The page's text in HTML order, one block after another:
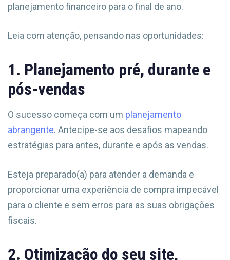
planejamento financeiro para o final de ano.
Leia com atenção, pensando nas oportunidades:
1. Planejamento pré, durante e
pós-vendas
O sucesso começa com um planejamento
abrangente. Antecipe-se aos desafios mapeando
estratégias para antes, durante e após as vendas.
Esteja preparado(a) para atender a demanda e
proporcionar uma experiência de compra impecável
para o cliente e sem erros para as suas obrigações
fiscais.
2. Otimização do seu site,